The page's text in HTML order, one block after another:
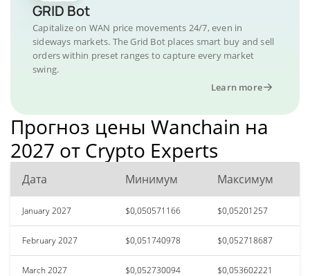
GRID Bot
Capitalize on WAN price movements 24/7, even in
sideways markets. The Grid Bot places smart buy and sell
orders within preset ranges to capture every market
swing.
Learn more
Прогноз цены Wanchain на
2027 от Crypto Experts
Дата Минимум Максимум
January 2027 $0,050571166 $0,05201257
February 2027 $0,051740978 $0,052718687
March 2027 $0,052730094 $0,053602221